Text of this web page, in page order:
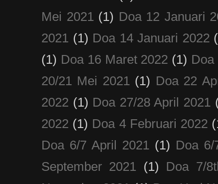
Mei 2021 (1) Doa 12 Januari
2021 (1) Doa 14 Januari 2022
(1) Doa 16 Maret 2022 (1) Doa
20/21 Mei 2021 (1) Doa 22
2022 (1) Doa 27/28 April 2021
2022 (1) Doa 4 Februari 2022
Doa 6/7 April 2021 (1) Doa
September 2021
(1)
Doa 7/